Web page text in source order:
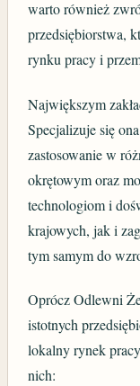
warto również
przedsiębiorstwa,
rynku pracy i
Największym
Specjalizuje się
zastosowanie w
okrętowym oraz
technologiom i
krajowych, jak i
tym samym do
Oprócz Odlewni
istotnych
lokalny rynek
nich: